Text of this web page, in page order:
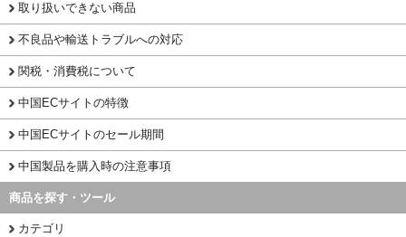
取り扱いできない商品
不良品や輸送トラブルへの対応
関税・消費税について
中国ECサイトの特徴
中国ECサイトのセール期間
中国製品を購入時の注意事項
商品を探す・ツール
カテゴリ